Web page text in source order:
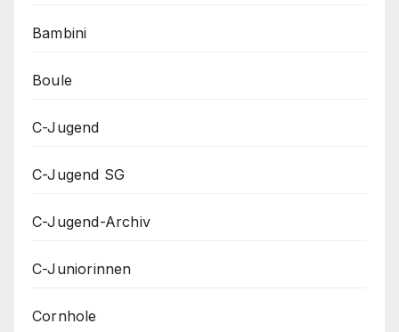
Bambini
Boule
C-Jugend
C-Jugend SG
C-Jugend-Archiv
C-Juniorinnen
Cornhole